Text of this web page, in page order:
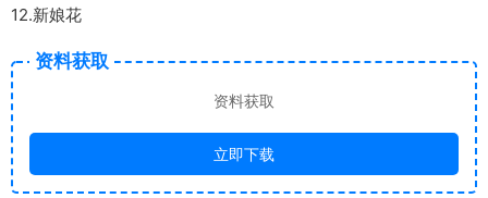
12.新娘花
资料获取
资料获取
立即下载